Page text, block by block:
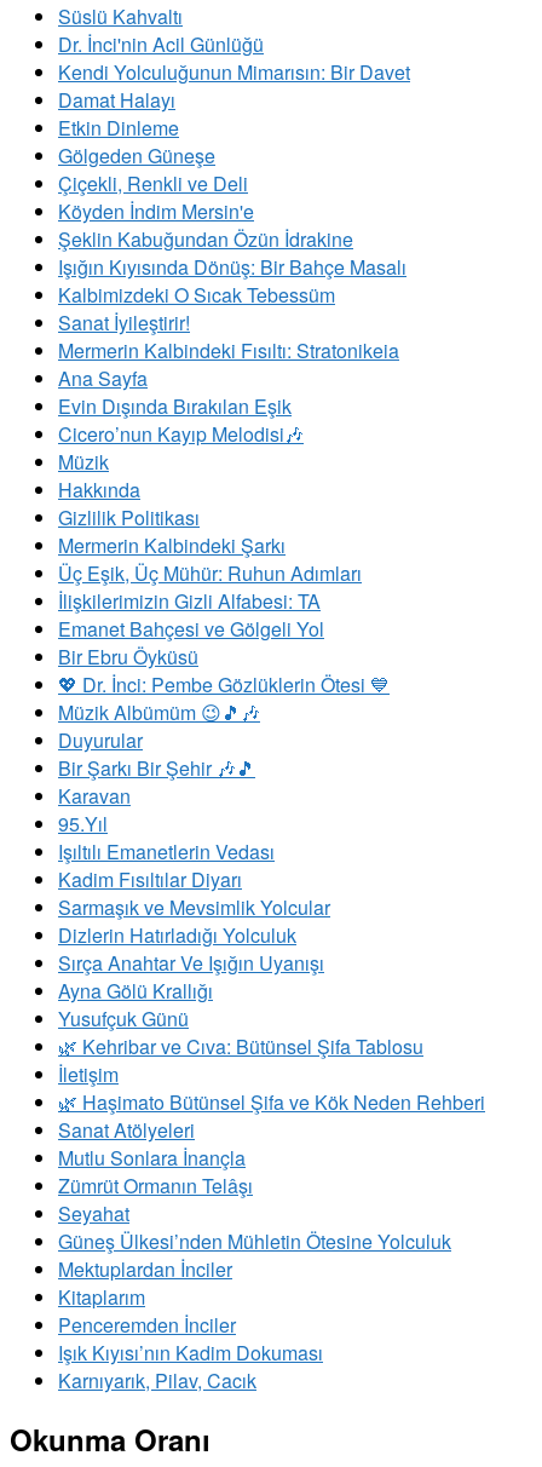
Süslü Kahvaltı
Dr. İnci'nin Acil Günlüğü
Kendi Yolculuğunun Mimarısın: Bir Davet
Damat Halayı
Etkin Dinleme
Gölgeden Güneşe
Çiçekli, Renkli ve Deli
Köyden İndim Mersin'e
Şeklin Kabuğundan Özün İdrakine
Işığın Kıyısında Dönüş: Bir Bahçe Masalı
Kalbimizdeki O Sıcak Tebessüm
Sanat İyileştirir!
Mermerin Kalbindeki Fısıltı: Stratonikeia
Ana Sayfa
Evin Dışında Bırakılan Eşik
Cicero’nun Kayıp Melodisi🎶
Müzik
Hakkında
Gizlilik Politikası
Mermerin Kalbindeki Şarkı
Üç Eşik, Üç Mühür: Ruhun Adımları
İlişkilerimizin Gizli Alfabesi: TA
Emanet Bahçesi ve Gölgeli Yol
Bir Ebru Öyküsü
💖 Dr. İnci: Pembe Gözlüklerin Ötesi 💙
Müzik Albümüm 😉🎵🎶
Duyurular
Bir Şarkı Bir Şehir 🎶🎵
Karavan
95.Yıl
​Işıltılı Emanetlerin Vedası
Kadim Fısıltılar Diyarı
Sarmaşık ve Mevsimlik Yolcular
Dizlerin Hatırladığı Yolculuk
Sırça Anahtar Ve Işığın Uyanışı
Ayna Gölü Krallığı
Yusufçuk Günü
​🌿 Kehribar ve Cıva: Bütünsel Şifa Tablosu
İletişim
🌿 Haşimato Bütünsel Şifa ve Kök Neden Rehberi
Sanat Atölyeleri
Mutlu Sonlara İnançla
Zümrüt Ormanın Telâşı
Seyahat
Güneş Ülkesi’nden Mühletin Ötesine Yolculuk
Mektuplardan İnciler
Kitaplarım
Penceremden İnciler
Işık Kıyısı’nın Kadim Dokuması
Karnıyarık, Pilav, Cacık
Okunma Oranı